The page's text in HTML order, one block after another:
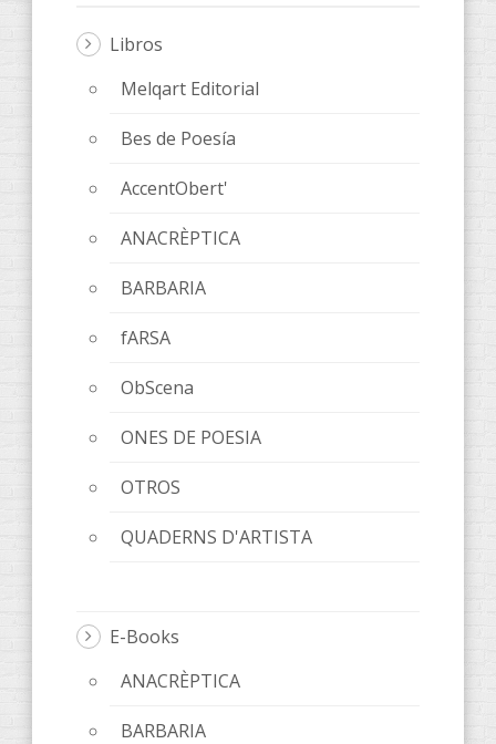
Libros
Melqart Editorial
Bes de Poesía
AccentObert'
ANACRÈPTICA
BARBARIA
fARSA
ObScena
ONES DE POESIA
OTROS
QUADERNS D'ARTISTA
E-Books
ANACRÈPTICA
BARBARIA